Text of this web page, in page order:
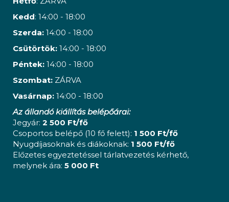
Kedd: 14:00 - 18:00
Szerda: 14:00 - 18:00
Csütörtök: 14:00 - 18:00
Péntek: 14:00 - 18:00
Szombat: ZÁRVA
Vasárnap: 14:00 - 18:00
Az állandó kiállítás belépőárai:
Jegyár: 2 500 Ft/fő
Csoportos belépő (10 fő felett): 1 500 Ft/fő
Nyugdíjasoknak és diákoknak: 1 500 Ft/fő
Előzetes egyeztetéssel tárlatvezetés kérhető,
melynek ára: 5 000 Ft